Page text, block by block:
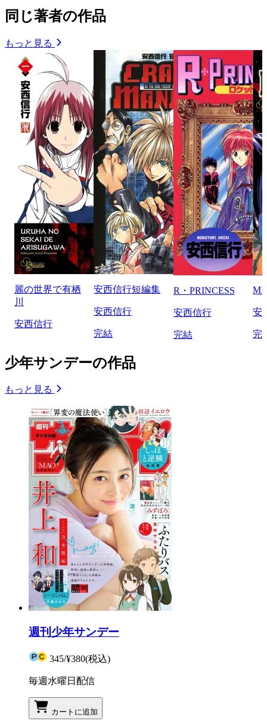
同じ著者の作品
もっと見る
麗の世界で有栖
川
安西信行
安西信行短編集
安西信行
完結
R・PRINCESS
安西信行
完結
安
完
少年サンデーの作品
もっと見る
週刊少年サンデー
345/¥380(税込)
毎週水曜日配信
カートに追加